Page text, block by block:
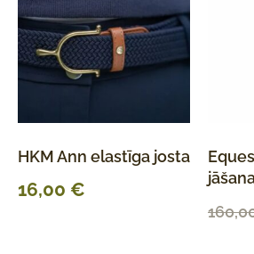
HKM Ann elastīga josta
16,00 €